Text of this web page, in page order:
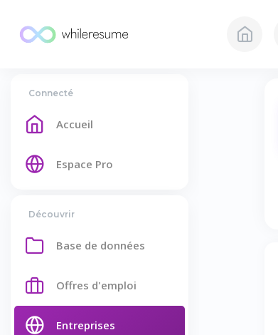
Connecté
Accueil
Espace Pro
Découvrir
Base de données
Offres d'emploi
Entreprises